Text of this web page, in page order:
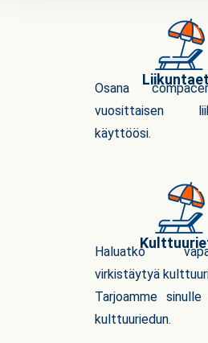
Osana
vuosittaisen
käyttöösi.
Haluatko
virkistäytyä
Tarjoamme
kulttuuriedun.